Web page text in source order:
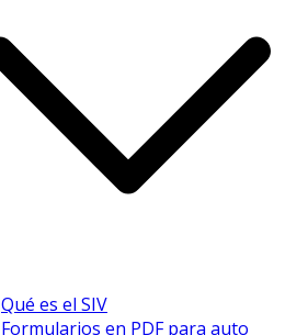
Qué es el SIV
Formularios en PDF para auto